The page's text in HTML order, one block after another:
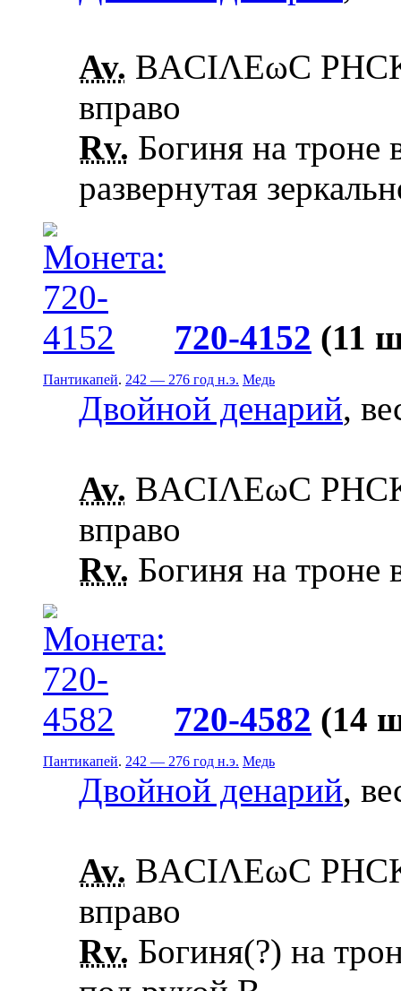
Av. ΒΑCΙΛΕωC
вправо
Rv. Богиня на троне
развернутая
720-4152 (11
Пантикапей. 242 — 276 год н.э. Медь
Двойной денарий,
Av. ΒΑCΙΛΕωC
вправо
Rv. Богиня на троне
720-4582 (14
Пантикапей. 242 — 276 год н.э. Медь
Двойной денарий,
Av. ΒΑCΙΛΕωC
вправо
Rv. Богиня(?) на